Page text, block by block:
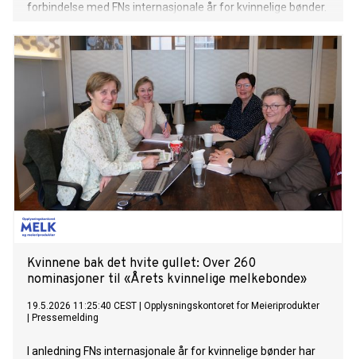
forbindelse med FNs internasjonale år for kvinnelige bønder.
Kvinnene bak det hvite gullet: Over 260
nominasjoner til «Årets kvinnelige melkebonde»
19.5.2026 11:25:40 CEST
Opplysningskontoret for Meieriprodukter
Pressemelding
I anledning FNs internasjonale år for kvinnelige bønder har